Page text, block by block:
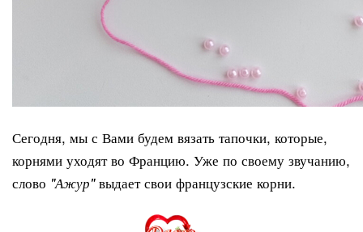
Сегодня, мы с Вами будем вязать тапочки, которые,
корнями уходят во Францию. Уже по своему звучанию,
слово "Ажур"выдает свои французские корни.